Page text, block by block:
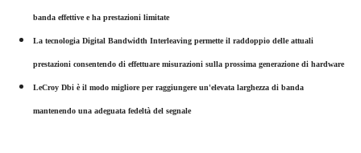
banda effettive e ha prestazioni limitate
La tecnologia Digital Bandwidth Interleaving permette il raddoppio delle attuali
prestazioni consentendo di effettuare misurazioni sulla prossima generazione di hardware
LeCroy Dbi è il modo migliore per raggiungere un'elevata larghezza di banda
mantenendo una adeguata fedeltà del segnale